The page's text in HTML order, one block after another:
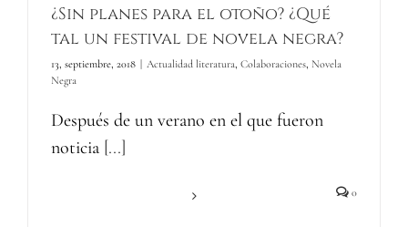
¿Sin planes para el otoño? ¿Qué
tal un festival de novela negra?
13, septiembre, 2018 Actualidad literatura, Colaboraciones, Novela
Negra
Después de un verano en el que fueron
noticia [...]
0